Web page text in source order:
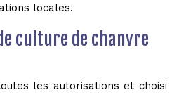
locales.
culture de chanvre
les autorisations et choisi